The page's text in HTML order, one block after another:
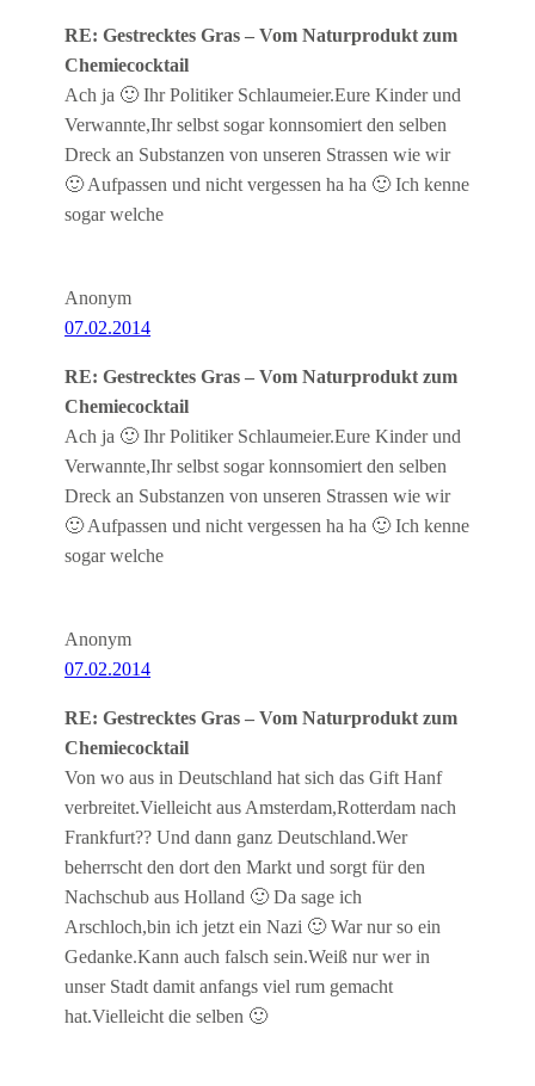
RE: Gestrecktes Gras – Vom Naturprodukt zum
Chemiecocktail
Ach ja 🙂 Ihr Politiker Schlaumeier.Eure Kinder und
Verwannte,Ihr selbst sogar konnsomiert den selben
Dreck an Substanzen von unseren Strassen wie wir
🙂 Aufpassen und nicht vergessen ha ha 🙂 Ich kenne
sogar welche
Anonym
07.02.2014
RE: Gestrecktes Gras – Vom Naturprodukt zum
Chemiecocktail
Ach ja 🙂 Ihr Politiker Schlaumeier.Eure Kinder und
Verwannte,Ihr selbst sogar konnsomiert den selben
Dreck an Substanzen von unseren Strassen wie wir
🙂 Aufpassen und nicht vergessen ha ha 🙂 Ich kenne
sogar welche
Anonym
07.02.2014
RE: Gestrecktes Gras – Vom Naturprodukt zum
Chemiecocktail
Von wo aus in Deutschland hat sich das Gift Hanf
verbreitet.Vielleicht aus Amsterdam,Rotterdam nach
Frankfurt?? Und dann ganz Deutschland.Wer
beherrscht den dort den Markt und sorgt für den
Nachschub aus Holland 🙂 Da sage ich
Arschloch,bin ich jetzt ein Nazi 🙂 War nur so ein
Gedanke.Kann auch falsch sein.Weiß nur wer in
unser Stadt damit anfangs viel rum gemacht
hat.Vielleicht die selben 🙂